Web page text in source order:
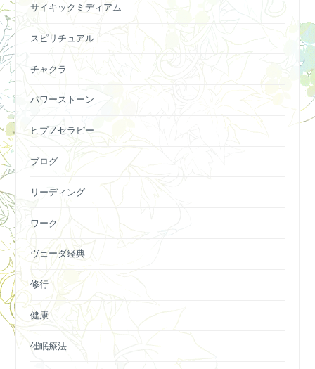
サイキックミディアム
スピリチュアル
チャクラ
パワーストーン
ヒプノセラピー
ブログ
リーディング
ワーク
ヴェーダ経典
修行
健康
催眠療法